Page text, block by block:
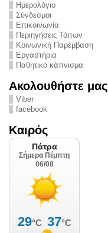
Ημερολόγιο
Σύνδεσμοι
Επικοινωνία
Περιηγήσεις Τόπων
Κοινωνική Παρέμβαση
Εργαστήρια
Παθητικό κάπνισμα
Ακολουθήστε μας
Viber
facebook
Καιρός
από την
την ημέρα
και
στο
2026